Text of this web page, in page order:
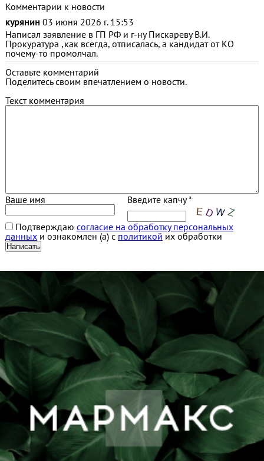
Комментарии к новости
курянин 03 июня 2026 г. 15:53
Написал заявление в ГП РФ и г-ну Пискареву В.И.
Прокуратура ,как всегда, отписалась, а кандидат от КО
почему-то промолчал.
Оставьте комментарий
Поделитесь своим впечатлением о новости.
Текст комментария
Ваше имя Введите капчу *
Подтверждаю согласие на обработку персональных
данныхи ознакомлен (а) с политикой их обработки